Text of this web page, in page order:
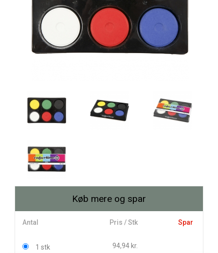
Køb mere og spar
Antal Pris / Stk Spar
1 stk 94,94 kr.